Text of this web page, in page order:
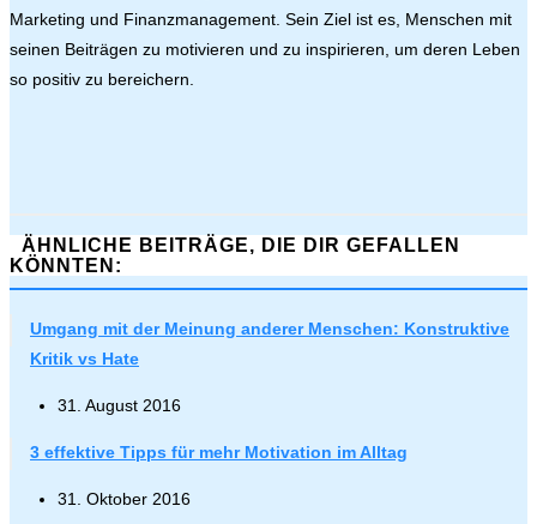
Marketing und Finanzmanagement. Sein Ziel ist es, Menschen mit
seinen Beiträgen zu motivieren und zu inspirieren, um deren Leben
so positiv zu bereichern.
ÄHNLICHE BEITRÄGE, DIE DIR GEFALLEN
KÖNNTEN:
Umgang mit der Meinung anderer Menschen: Konstruktive
Kritik vs Hate
31. August 2016
3 effektive Tipps für mehr Motivation im Alltag
31. Oktober 2016